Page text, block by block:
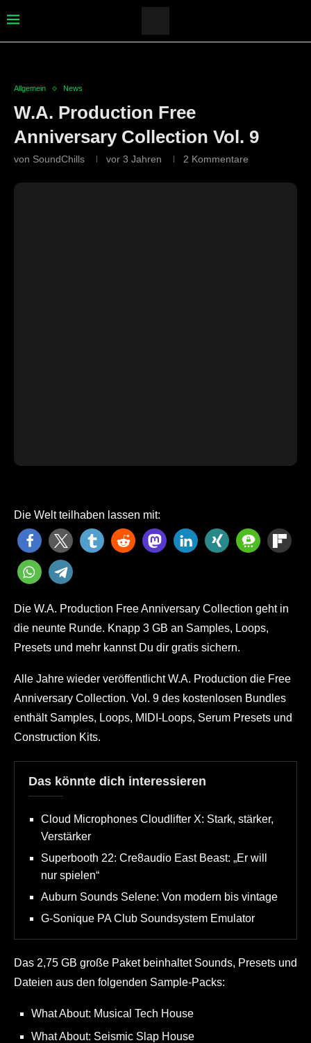
Allgemein News
W.A. Production Free
Anniversary Collection Vol. 9
von SoundChills vor 3 Jahren 2 Kommentare
Die Welt teilhaben lassen mit:
Die W.A. Production Free Anniversary Collection geht in
die neunte Runde. Knapp 3 GB an Samples, Loops,
Presets und mehr kannst Du dir gratis sichern.
Alle Jahre wieder veröffentlicht W.A. Production die Free
Anniversary Collection. Vol. 9 des kostenlosen Bundles
enthält Samples, Loops, MIDI-Loops, Serum Presets und
Construction Kits.
Das könnte dich interessieren
Cloud Microphones Cloudlifter X: Stark, stärker,
Verstärker
Superbooth 22: Cre8audio East Beast: „Er will
nur spielen“
Auburn Sounds Selene: Von modern bis vintage
G-Sonique PA Club Soundsystem Emulator
Das 2,75 GB große Paket beinhaltet Sounds, Presets und
Dateien aus den folgenden Sample-Packs:
What About: Musical Tech House
What About: Seismic Slap House